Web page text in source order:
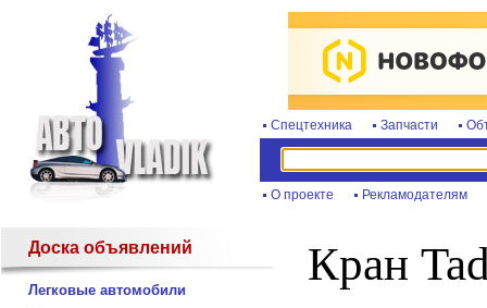
Спецтехника Запчасти
О проекте Рекламодателям
Доска объявлений
Легковые автомобили
Кран